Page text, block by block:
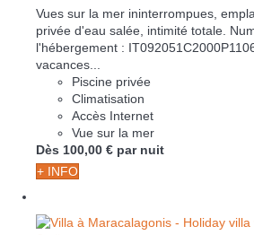
Vues sur la mer ininterrompues,
privée d'eau salée, intimité totale.
l'hébergement :
vacances...
Piscine privée
Climatisation
Accès Internet
Vue sur la mer
Dès 100,00 € par nuit
+ INFO